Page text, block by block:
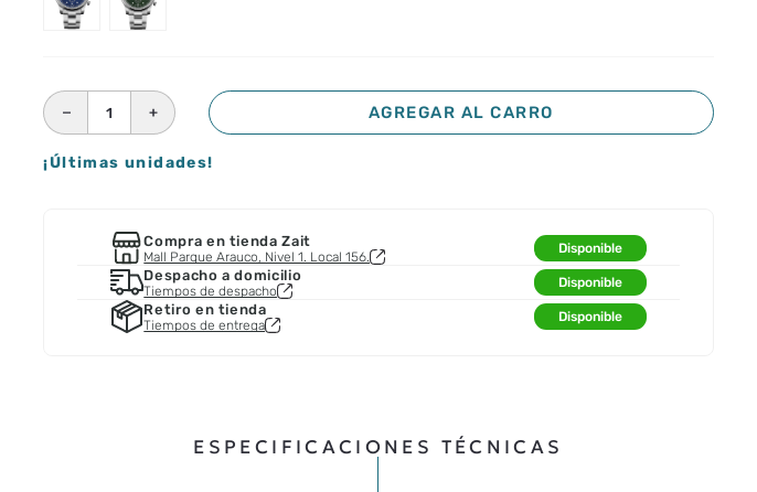
＋
－ AGREGAR AL CARRO
¡Últimas unidades!
Compra en tienda Zait
Mall Parque Arauco, Nivel 1. Local 156.
Disponible
Despacho a domicilio
Tiempos de despacho
Disponible
Retiro en tienda
Tiempos de entrega
Disponible
ESPECIFICACIONES TÉCNICAS